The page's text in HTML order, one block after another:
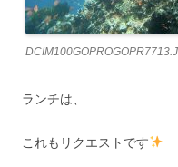
ランチは、
これもリクエストです